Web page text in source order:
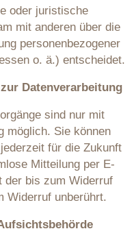
oder juristische
mit anderen über die
personenbezogener
o. ä.) entscheidet.
Datenverarbeitung
sind nur mit
möglich. Sie können
für die Zukunft
Mitteilung per E-
der bis zum Widerruf
Widerruf unberührt.